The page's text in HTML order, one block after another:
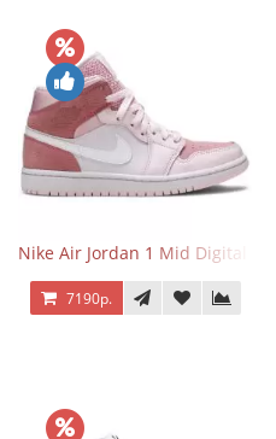
Nike Air Jordan 1 Mid Digital Pink
7190р.